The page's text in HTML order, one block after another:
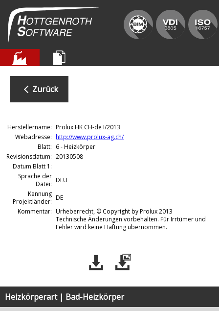
Zurück
Herstellername: Prolux HK CH-de I/2013
Webadresse: http://www.prolux-ag.ch/
Blatt: 6 - Heizkörper
Revisionsdatum: 20130508
Datum Blatt 1:
Sprache der
Datei: DEU
Kennung
Projektländer: DE
Kommentar: Urheberrecht, © Copyright by Prolux 2013
Technische Änderungen vorbehalten. Für Irrtümer und
Fehler wird keine Haftung übernommen.
Heizkörperart | Bad-Heizkörper